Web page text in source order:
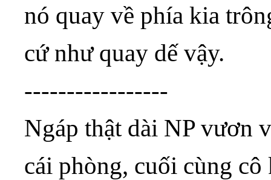
nó quay về phía kia
cứ như quay dế vậy.
-----------------
Ngáp thật dài NP vươn
cái phòng, cuối cùng